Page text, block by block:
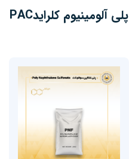
پلی آلومینیوم کلرایدPAC